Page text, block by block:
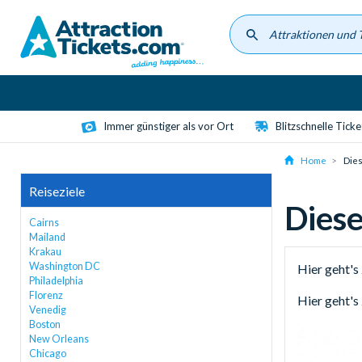
content
Immer günstiger als vor Ort Blitzschnelle
Reiseziele
Cairns
Mailand
Krakau
Washington DC
Philadelphia
Florenz
Venedig
Boston
New Orleans
Chicago
Home
Hier
Hier